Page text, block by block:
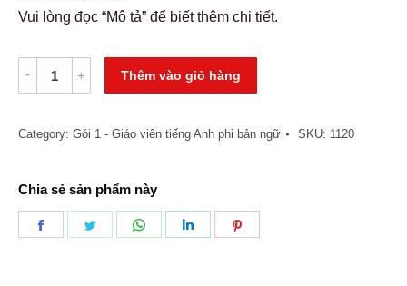
Vui lòng đọc “Mô tả” để biết thêm chi tiết.
120
-
Giáo
Thêm vào giỏ hàng
Category: Gói 1 - Giáo viên tiếng Anh phi bản ngữ SKU: 1120
Chia sẻ sản phẩm này
Share
Share
Share
Share